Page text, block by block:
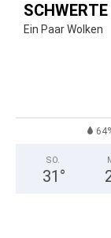
SCHWERTE
Ein Paar Wolken
SO.
31 °